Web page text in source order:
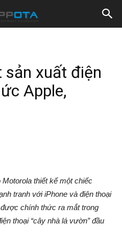
sản xuất điện
Apple,
thiết kế một chiếc
tranh với iPhone và điện thoại
chính thức ra mắt trong
thoại “cây nhà lá vườn” đầu